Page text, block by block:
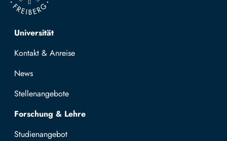
Top navigation
Universität
Kontakt & Anreise
News
Stellenangebote
Forschung & Lehre
Studienangebot